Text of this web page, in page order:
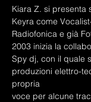
Kiara Z. si presenta
Keyra come
Radiofonica e già
2003 inizia la
Spy dj, con il quale
produzioni elettro-
propria
voce per alcune